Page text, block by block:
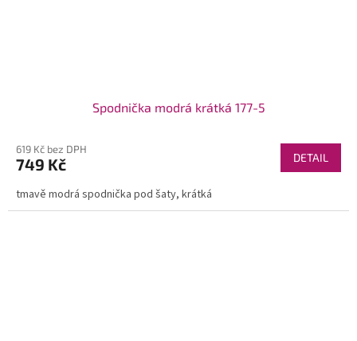
Spodnička modrá krátká 177-5
619 Kč bez DPH
749 Kč DETAIL
tmavě modrá spodnička pod šaty, krátká